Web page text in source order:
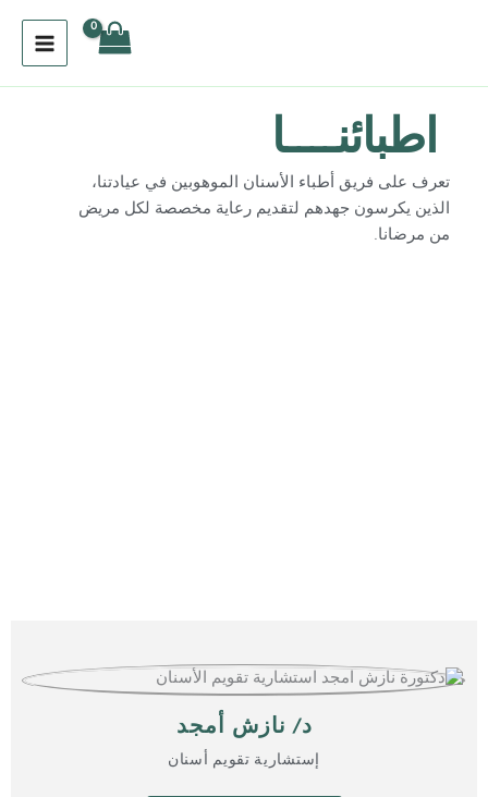
اطبائنــــا
تعرف على فريق أطباء الأسنان الموهوبين في عيادتنا،
الذين يكرسون جهدهم لتقديم رعاية مخصصة لكل مريض
من مرضانا.
د/ نازش أمجد
إستشارية تقويم أسنان